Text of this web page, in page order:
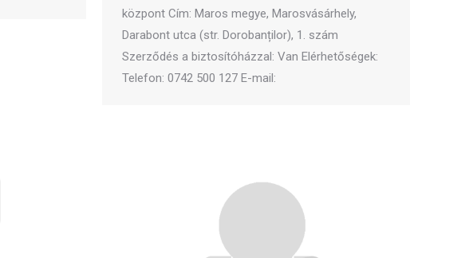
központ Cím: Maros megye, Marosvásárhely,
Darabont utca (str. Dorobanților), 1. szám
Szerződés a biztosítóházzal: Van Elérhetőségek:
Telefon: 0742 500 127 E-mail: